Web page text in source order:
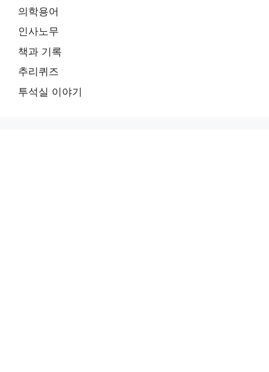
의학용어
인사노무
책과 기록
추리퀴즈
투석실 이야기